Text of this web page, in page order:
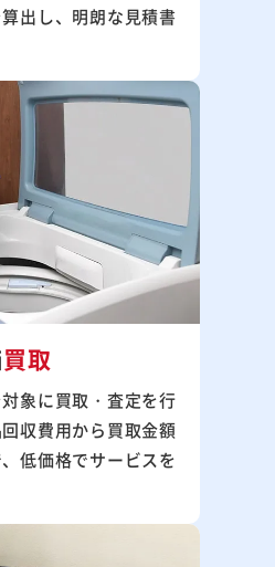
出し、明朗な見積書
買取
象に買取・査定を行
収費用から買取金額
低価格でサービスを